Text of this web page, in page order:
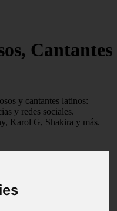
Cantantes
y cantantes latinos:
y redes sociales.
Karol G, Shakira y más.